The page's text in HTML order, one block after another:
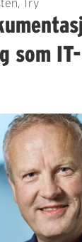
Try
som IT-